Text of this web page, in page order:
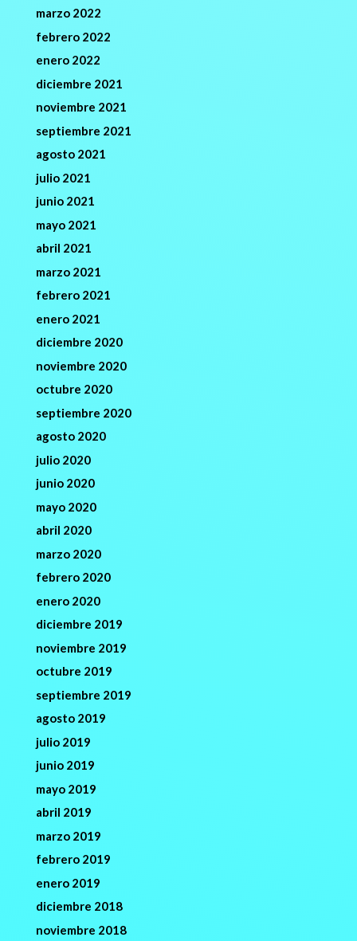
marzo 2022
febrero 2022
enero 2022
diciembre 2021
noviembre 2021
septiembre 2021
agosto 2021
julio 2021
junio 2021
mayo 2021
abril 2021
marzo 2021
febrero 2021
enero 2021
diciembre 2020
noviembre 2020
octubre 2020
septiembre 2020
agosto 2020
julio 2020
junio 2020
mayo 2020
abril 2020
marzo 2020
febrero 2020
enero 2020
diciembre 2019
noviembre 2019
octubre 2019
septiembre 2019
agosto 2019
julio 2019
junio 2019
mayo 2019
abril 2019
marzo 2019
febrero 2019
enero 2019
diciembre 2018
noviembre 2018